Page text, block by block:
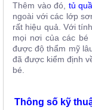
Thêm vào đó, tủ
ngoài với các lớp
rất hiệu quả. Với
mọi nơi của các
được độ thẩm mỹ
đã được kiểm định
bé.
Thông số kỹ